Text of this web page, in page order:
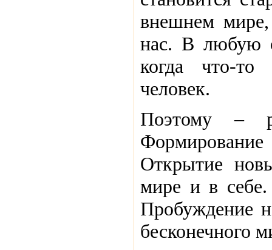
внешнем мире,
нас. В любую
когда что-
человек.
Поэтому –
Открытие
мире и в
Пробуждение
бесконечного